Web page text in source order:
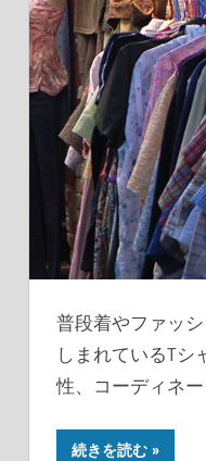
普段着やファッ
しまれているTシ
性、コーディネ
続きを読む